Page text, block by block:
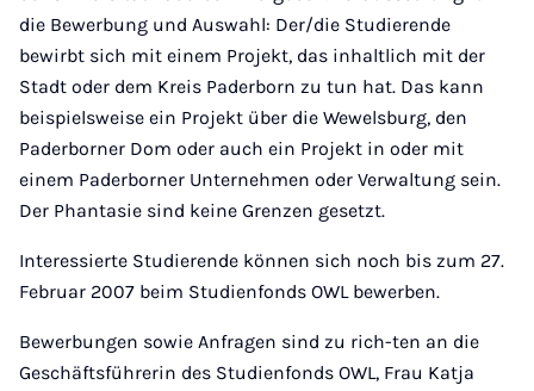
die Bewerbung und Auswahl: Der/die Studierende
bewirbt sich mit einem Projekt, das inhaltlich mit der
Stadt oder dem Kreis Paderborn zu tun hat. Das kann
beispielsweise ein Projekt über die Wewelsburg, den
Paderborner Dom oder auch ein Projekt in oder mit
einem Paderborner Unternehmen oder Verwaltung sein.
Der Phantasie sind keine Grenzen gesetzt.
Interessierte Studierende können sich noch bis zum 27.
Februar 2007 beim Studienfonds OWL bewerben.
Bewerbungen sowie Anfragen sind zu rich-ten an die
Geschäftsführerin des Studienfonds OWL, Frau Katja